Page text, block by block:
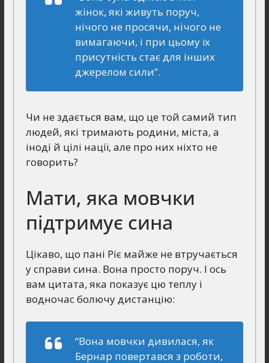
жінок, які живуть поруч,
нічого не просячи, нічого не
вимагаючи, і при цьому їх
присутність стає для інших
джерелом сили”.
Чи не здається вам, що це той самий тип
людей, які тримають родини, міста, а
іноді й цілі нації, але про них ніхто не
говорить?
Мати, яка мовчки
підтримує сина
Цікаво, що пані Ріє майже не втручається
у справи сина. Вона просто поруч. І ось
вам цитата, яка показує цю теплу і
водночас болючу дистанцію:
“Вона мовчки дивилася, як
Бернар повертався з роботи,